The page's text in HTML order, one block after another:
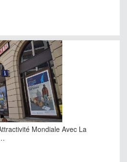
Mondiale Avec La